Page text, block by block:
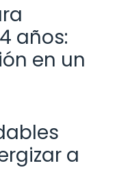
años:
en un
a